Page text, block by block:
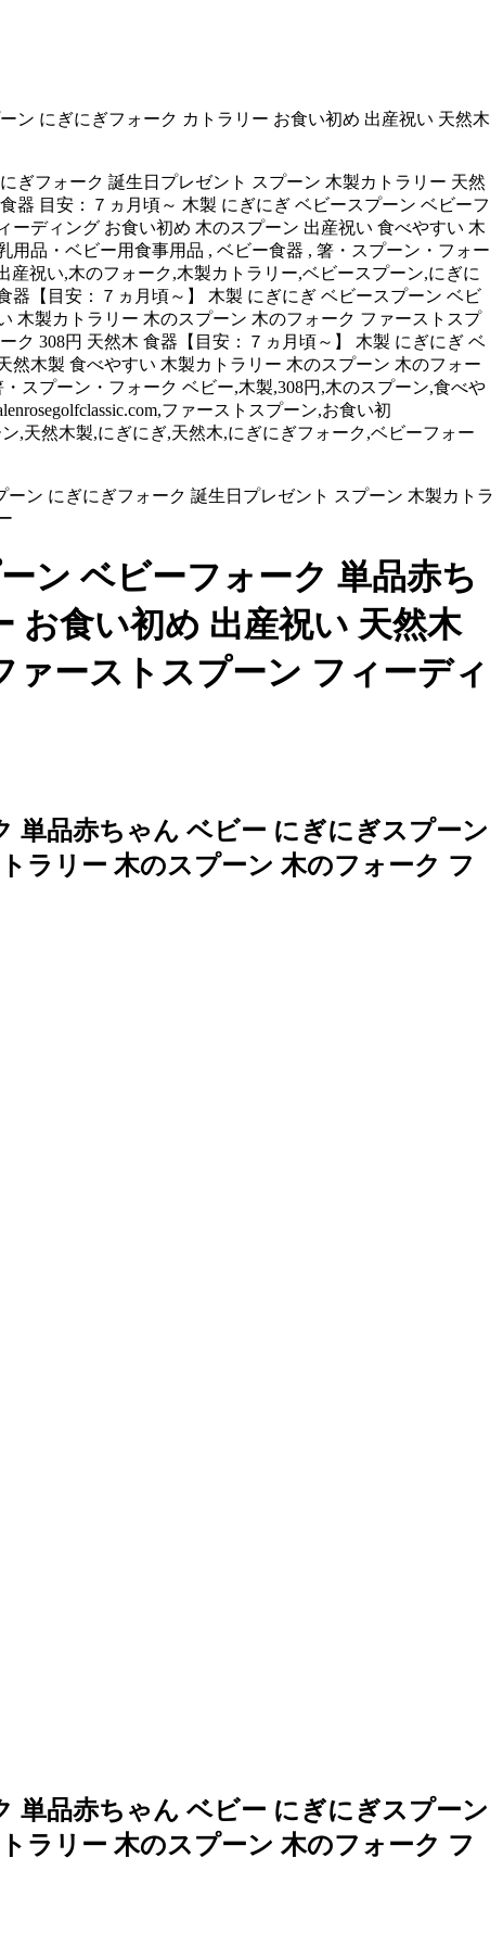
ン にぎにぎフォーク カトラリー お食い初め 出産祝い 天然木
ぎフォーク 誕生日プレゼント スプーン 木製カトラリー 天然
器 目安：７ヵ月頃～ 木製 にぎにぎ ベビースプーン ベビーフ
ディング お食い初め 木のスプーン 出産祝い 食べやすい 木
品・ベビー用食事用品 , ベビー食器 , 箸・スプーン・フォー
産祝い,木のフォーク,木製カトラリー,ベビースプーン,にぎに
器【目安：７ヵ月頃～】 木製 にぎにぎ ベビースプーン ベビ
木製カトラリー 木のスプーン 木のフォーク ファーストスプ
ク 308円 天然木 食器【目安：７ヵ月頃～】 木製 にぎにぎ ベ
木製 食べやすい 木製カトラリー 木のスプーン 木のフォー
スプーン・フォーク ベビー,木製,308円,木のスプーン,食べや
ファーストスプーン,お食い初
,天然木製,にぎにぎ,天然木,にぎにぎフォーク,ベビーフォー
ン ベビーフォーク 単品赤ち
お食い初め 出産祝い 天然木
ーストスプーン フィーディ
単品赤ちゃん ベビー にぎにぎスプーン
ラリー 木のスプーン 木のフォーク フ
単品赤ちゃん ベビー にぎにぎスプーン
ラリー 木のスプーン 木のフォーク フ